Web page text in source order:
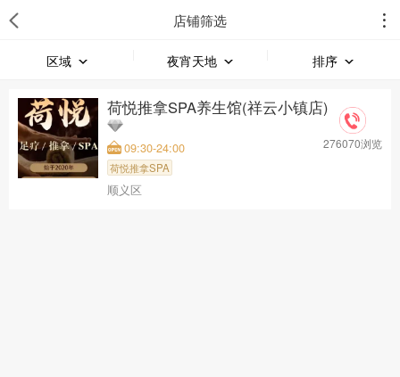
店铺筛选
区域 夜宵天地 排序
荷悦推拿SPA养生馆(祥云小镇店)
09:30-24:00
荷悦推拿SPA
顺义区
276070浏览